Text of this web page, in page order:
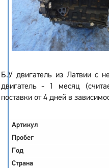
Б.У двигатель из Латвии с
двигатель - 1 месяц
поставки от 4 дней в
Артикул
Пробег
Год
Страна